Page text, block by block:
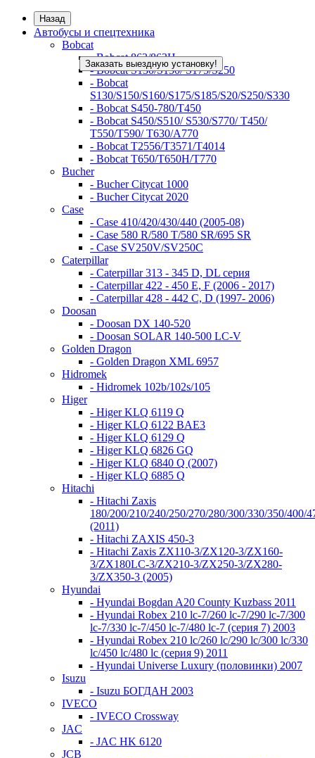
Назад
Автобусы и спецтехника
Bobcat
- Bobcat 863/863H
- Bobcat S130/S150/ S175/S250
- Bobcat
S130/S150/S160/S175/S185/S20/S250/S330
- Bobcat S450-780/Т450
- Bobcat S450/S510/ S530/S770/ T450/
T550/T590/ T630/A770
- Bobcat T2556/T3571/T4014
- Bobcat T650/T650H/T770
Bucher
- Bucher Citycat 1000
- Bucher Citycat 2020
Case
- Case 410/420/430/440 (2005-08)
- Case 580 R/580 T/580 SR/695 SR
- Case SV250V/SV250C
Caterpillar
- Caterpillar 313 - 345 D, DL серия
- Caterpillar 422 - 450 E, F (2006 - 2017)
- Caterpillar 428 - 442 C, D (1997- 2006)
Doosan
- Doosan DX 140-520
- Doosan SOLAR 140-500 LC-V
Golden Dragon
- Golden Dragon XML 6957
Hidromek
- Hidromek 102b/102s/105
Higer
- Higer KLQ 6119 Q
- Higer KLQ 6122 BAE3
- Higer KLQ 6129 Q
- Higer KLQ 6826 GQ
- Higer KLQ 6840 Q (2007)
- Higer KLQ 6885 Q
Hitachi
- Hitachi Zaxis
180/200/210/240/250/270/280/300/330/350/400/
(2011)
- Hitachi ZAXIS 450-3
- Hitachi Zaxis ZX110-3/ZX120-3/ZX160-
3/ZX180LC-3/ZX210-3/ZX250-3/ZX280-
3/ZX350-3 (2005)
Hyundai
- Hyundai Bogdan A20 County Kuzbass 2011
- Hyundai Robex 210 lc-7/260 lc-7/290 lc-7/300
lc-7/330 lc-7/450 lc-7/480 lc-7 (серия 7) 2003
- Hyundai Robex 210 lc/260 lc/290 lc/300 lc/330
lc/450 lc/480 lc (серия 9) 2011
- Hyundai Universe Luxury (половинки) 2007
Isuzu
- Isuzu БОГДАН 2003
IVECO
- IVECO Crossway
JAC
- JAC HK 6120
JCB
Заказать выездную установку!